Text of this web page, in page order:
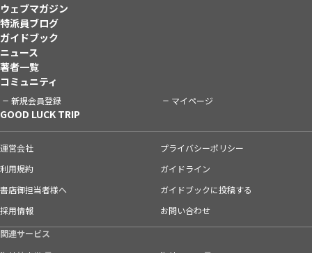
ウェブマガジン
特派員ブログ
ガイドブック
ニュース
著者一覧
コミュニティ
新規会員登録 マイページ
GOOD LUCK TRIP
運営会社
プライバシーポリシー
利用規約
ガイドライン
書店御担当者様へ
ガイドブックに投稿する
採用情報
お問い合わせ
関連サービス